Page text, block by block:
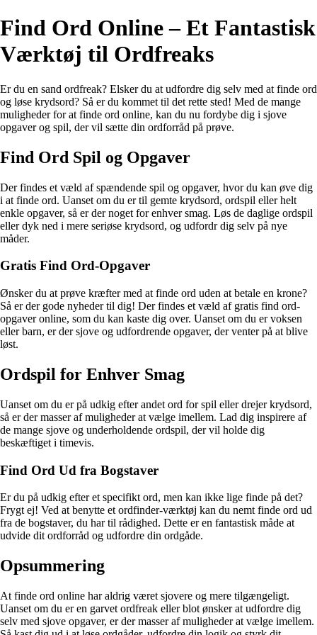
Find Ord Online – Et Fantastisk
Værktøj til Ordfreaks
Er du en sand ordfreak? Elsker du at udfordre dig selv med at finde ord
og løse krydsord? Så er du kommet til det rette sted! Med de mange
muligheder for at finde ord online, kan du nu fordybe dig i sjove
opgaver og spil, der vil sætte din ordforråd på prøve.
Find Ord Spil og Opgaver
Der findes et væld af spændende spil og opgaver, hvor du kan øve dig
i at finde ord. Uanset om du er til gemte krydsord, ordspil eller helt
enkle opgaver, så er der noget for enhver smag. Løs de daglige ordspil
eller dyk ned i mere seriøse krydsord, og udfordr dig selv på nye
måder.
Gratis Find Ord-Opgaver
Ønsker du at prøve kræfter med at finde ord uden at betale en krone?
Så er der gode nyheder til dig! Der findes et væld af gratis find ord-
opgaver online, som du kan kaste dig over. Uanset om du er voksen
eller barn, er der sjove og udfordrende opgaver, der venter på at blive
løst.
Ordspil for Enhver Smag
Uanset om du er på udkig efter andet ord for spil eller drejer krydsord,
så er der masser af muligheder at vælge imellem. Lad dig inspirere af
de mange sjove og underholdende ordspil, der vil holde dig
beskæftiget i timevis.
Find Ord Ud fra Bogstaver
Er du på udkig efter et specifikt ord, men kan ikke lige finde på det?
Frygt ej! Ved at benytte et ordfinder-værktøj kan du nemt finde ord ud
fra de bogstaver, du har til rådighed. Dette er en fantastisk måde at
udvide dit ordforråd og udfordre din ordgåde.
Opsummering
At finde ord online har aldrig været sjovere og mere tilgængeligt.
Uanset om du er en garvet ordfreak eller blot ønsker at udfordre dig
selv med sjove opgaver, er der masser af muligheder at vælge imellem.